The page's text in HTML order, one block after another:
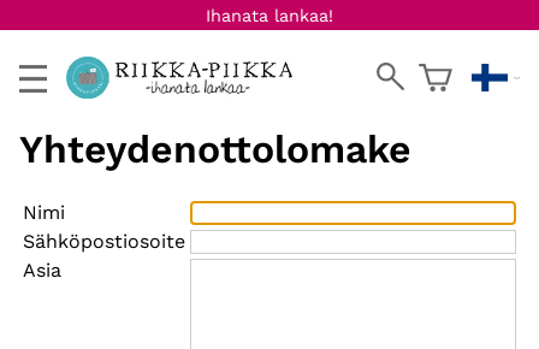
Ihanata lankaa!
Yhteydenottolomake
Nimi
Sähköpostiosoite
Asia